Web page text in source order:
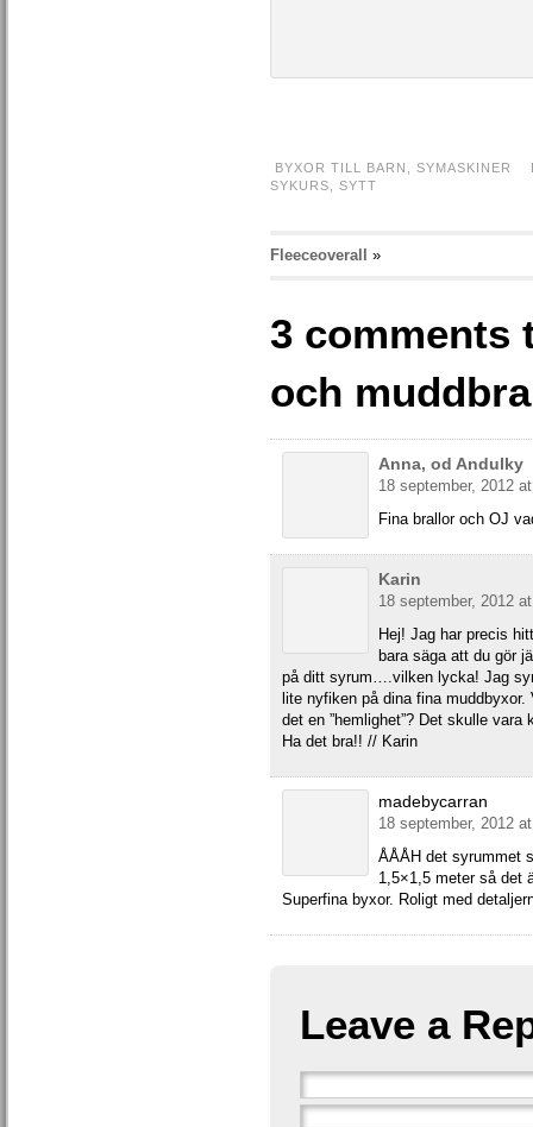
BYXOR TILL BARN SYMASKINER
SYKURS
SYTT
Fleeceoverall »
3 comments
och
Anna, od Andulky
18 september, 2012
Fina brallor och OJ
Karin
18 september, 2012
Hej! Jag har precis
bara säga att du gör
på ditt syrum….vilken lycka! Jag
lite nyfiken på dina fina
det en ”hemlighet”? Det skulle
Ha det bra!! // Karin
madebycarran
18 september, 2012
ÅÅÅH det syrummet
1,5×1,5 meter så det
Superfina byxor. Roligt med
Leave a